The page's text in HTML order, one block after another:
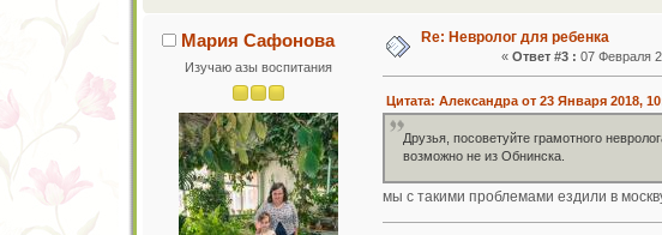
Мария Сафонова
Изучаю азы воспитания
Re: Невролог для ребенка
«Ответ #3 : 07 Февраля
Цитата: Александра от 23 Января 2018,
Друзья, посоветуйте грамотного
возможно не из Обнинска.
мы с такими проблемами ездили в